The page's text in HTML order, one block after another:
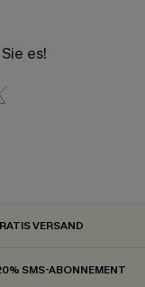
es!
VERSAND
SMS-ABONNEMENT